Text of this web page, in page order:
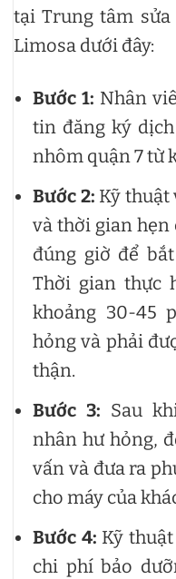
tại Trung tâm
Limosa dưới đây:
Bước 1: Nhân
tin đăng ký
nhôm quận 7 từ
Bước 2: Kỹ thuật
và thời gian hẹn
đúng giờ để
Thời gian thực
khoảng 30-45
hỏng và phải
thận.
Bước 3: Sau
nhân hư hỏng,
vấn và đưa ra
cho máy của
Bước 4: Kỹ
chi phí bảo